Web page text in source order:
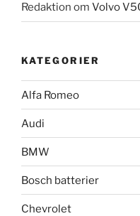
Redaktion om Volvo
KATEGORIER
Alfa Romeo
Audi
BMW
Bosch batterier
Chevrolet